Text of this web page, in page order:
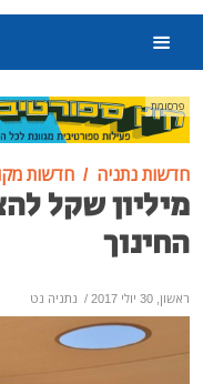
פרסומת
חדשות נתניה חדשות
מיליון שקל
החינוך
ראשון, 30 יולי 2017 / נתניה נט